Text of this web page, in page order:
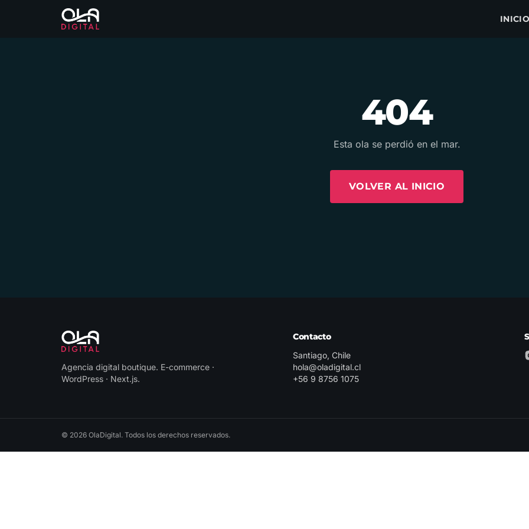
404
Esta ola se perdió en el mar.
VOLVER AL INICIO
Agencia digital boutique. E-commerce ·
WordPress · Next.js.
Contacto
Santiago, Chile
hola@oladigital.cl
+56 9 8756 1075
© 2026 OlaDigital. Todos los derechos reservados.